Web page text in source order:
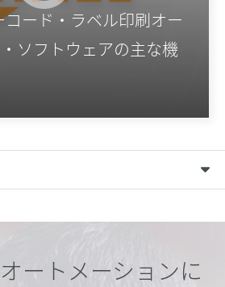
コード・ラベル印刷オー
ソフトウェアの主な機
ートメーションに